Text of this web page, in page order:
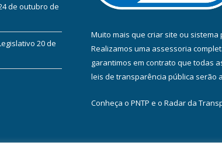
de outubro de
20 de
Muito mais que criar site ou sistema
Realizamos uma assessoria
garantimos em contrato que todas
leis de transparência pública serão
Conheça o PNTP e o Radar da